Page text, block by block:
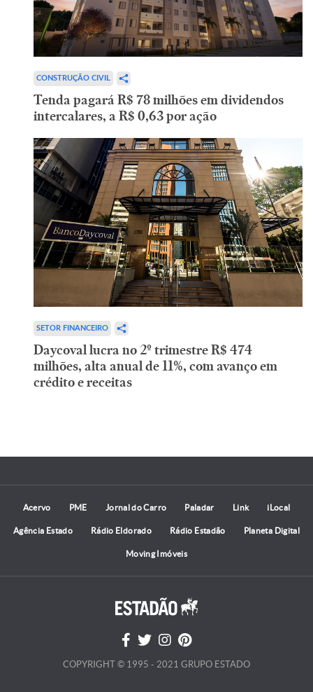
CONSTRUÇÃO CIVIL
Tenda pagará R$ 78 milhões em dividendos
intercalares, a R$ 0,63 por ação
SETOR FINANCEIRO
Daycoval lucra no 2º trimestre R$ 474
milhões, alta anual de 11%, com avanço em
crédito e receitas
Acervo PME Jornal do Carro Paladar Link iLocal
Agência Estado Rádio Eldorado Rádio Estadão Planeta Digital
Moving Imóveis
COPYRIGHT © 1995 - 2021 GRUPO ESTADO